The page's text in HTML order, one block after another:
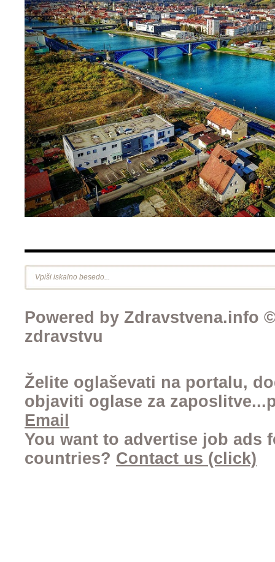
Powered by Zdravstvena.info
zdravstvu
Želite oglaševati na portalu,
objaviti oglase za
Email
You want to advertise job ads
countries? Contact us (click)